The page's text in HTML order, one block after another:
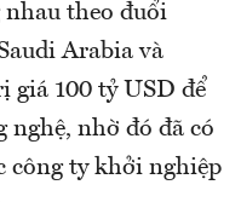
nhau theo đuổi
Arabia và
giá 100 tỷ USD để
nghệ, nhờ đó đã có
công ty khởi nghiệp